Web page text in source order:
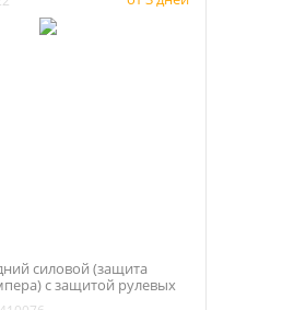
силовой (защита
с защитой рулевых
Пикап с 2015 года